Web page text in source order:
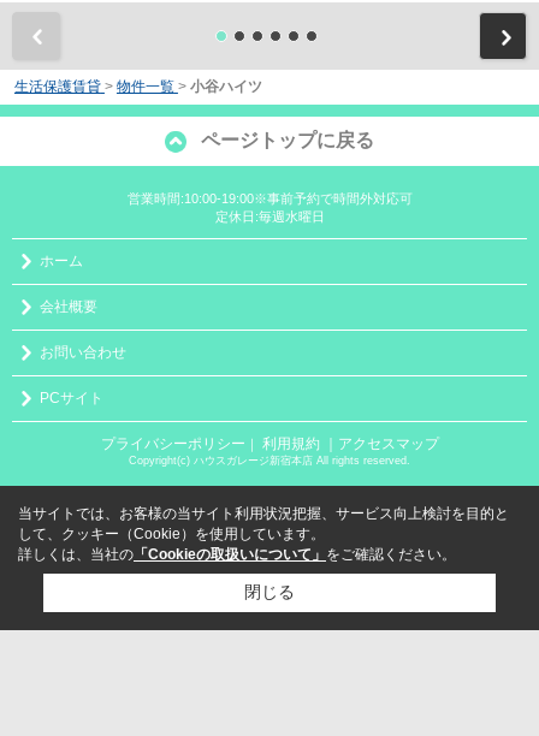
生活保護賃貸 > 物件一覧 > 小谷ハイツ
ページトップに戻る
営業時間:10:00-19:00※事前予約で時間外対応可
定休日:毎週水曜日
ホーム
会社概要
お問い合わせ
PCサイト
プライバシーポリシー 利用規約 ｜アクセスマップ
Copyright(c) ハウスガレージ新宿本店 All rights reserved.
当サイトでは、お客様の当サイト利用状況把握、サービス向上検討を目的と
して、クッキー（Cookie）を使用しています。
詳しくは、当社の 「Cookieの取扱いについて」 をご確認ください。
閉じる